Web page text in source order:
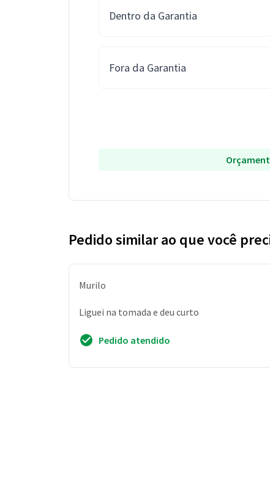
Dentro da Garantia
Fora da Garantia
Pedido similar ao que você
Murilo
Liguei na tomada e deu curto
Pedido atendido